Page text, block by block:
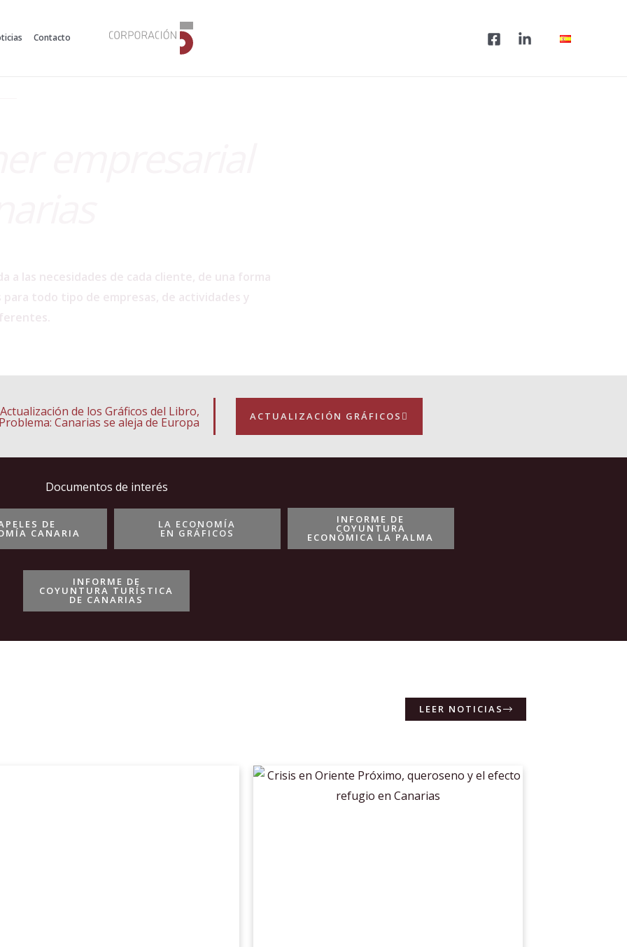
Contacto
las necesidades de cada cliente, de una forma
todo tipo de empresas, de actividades y
Actualización de los Gráficos del Libro,
Canarias se aleja de Europa ACTUALIZACIÓN GRÁFICOS
Documentos de interés
DE
CANARIA
LA ECONOMÍA
EN GRÁFICOS
INFORME DE
COYUNTURA
ECONÓMICA LA PALMA
INFORME DE
COYUNTURA TURÍSTICA
DE CANARIAS
LEER NOTICIAS